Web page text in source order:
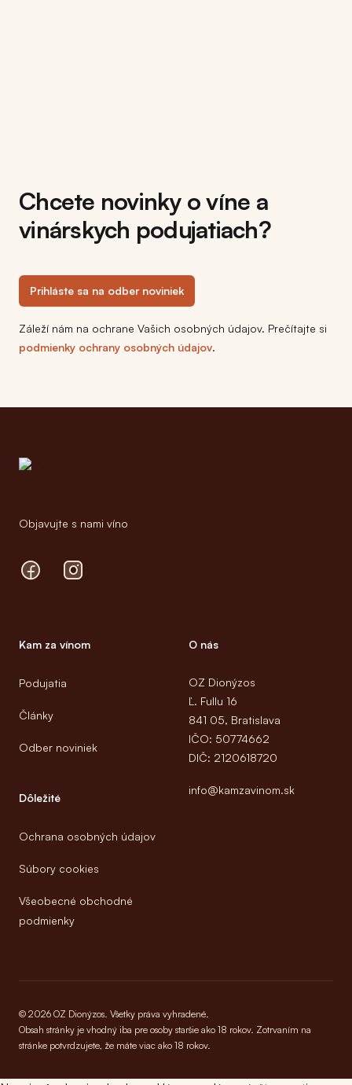
Chcete novinky o víne a
vinárskych podujatiach?
Prihláste sa na odber noviniek
Záleží nám na ochrane Vašich osobných údajov. Prečítajte si
podmienky ochrany osobných údajov.
Objavujte s nami víno
FacebookInstagram
Kam za vínom
Podujatia
Články
Odber noviniek
Dôležité
Ochrana osobných údajov
Súbory cookies
Všeobecné obchodné
podmienky
O nás
OZ Dionýzos
Ľ. Fullu 16
841 05, Bratislava
IČO: 50774662
DIČ: 2120618720
info@kamzavinom.sk
© 2026 OZ Dionýzos. Všetky práva vyhradené.
Obsah stránky je vhodný iba pre osoby staršie ako 18 rokov. Zotrvaním na
stránke potvrdzujete, že máte viac ako 18 rokov.